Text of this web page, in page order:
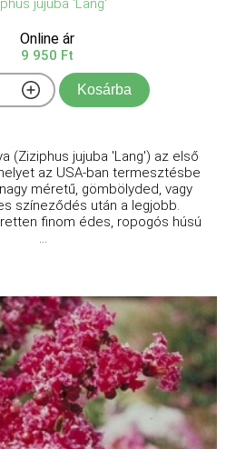
jujuba 'Lang'
Online ár
9 950 Ft
Kosárba
(Ziziphus jujuba 'Lang') az első
az USA-ban termesztésbe
méretű, gömbölyded, vagy
színeződés után a legjobb.
finom édes, ropogós húsú
...